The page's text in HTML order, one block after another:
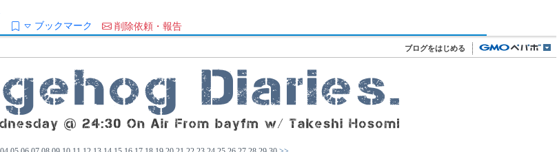
ブックマーク 削除依頼・報告